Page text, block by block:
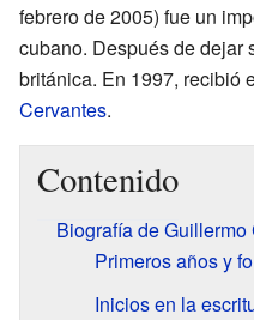
febrero de 2005) fue un
cubano. Después de dejar
británica. En 1997, recibió
Cervantes.
Contenido
Biografía de Guillermo
Primeros años y
Inicios en la